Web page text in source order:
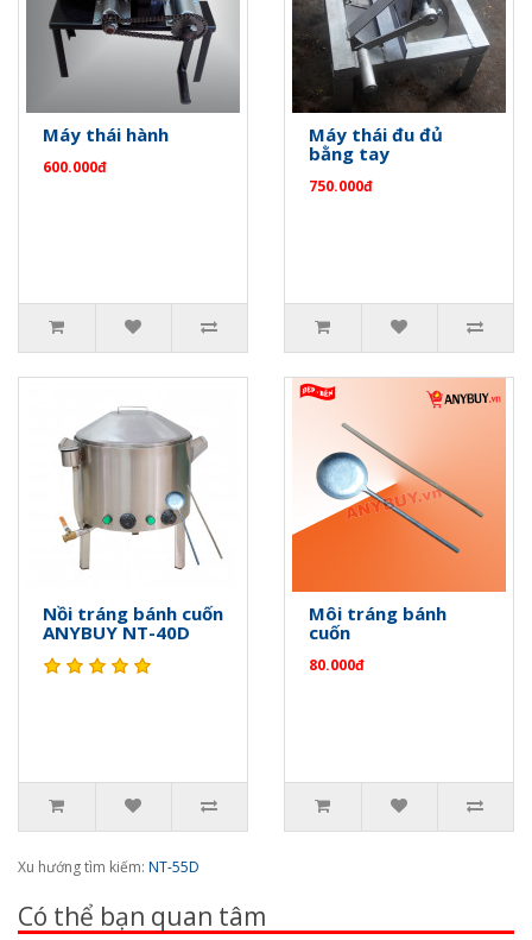
Máy thái hành
600.000đ
Máy thái đu đủ
bằng tay
750.000đ
Nồi tráng bánh cuốn
ANYBUY NT-40D
Môi tráng bánh
cuốn
80.000đ
Xu hướng tìm kiếm: NT-55D
Có thể bạn quan tâm